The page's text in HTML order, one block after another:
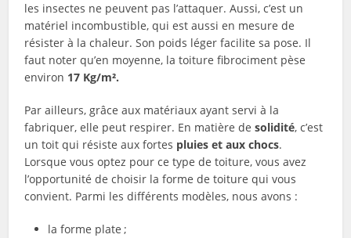
les insectes ne peuvent pas l’attaquer. Aussi, c’est un
matériel incombustible, qui est aussi en mesure de
résister à la chaleur. Son poids léger facilite sa pose. Il
faut noter qu’en moyenne, la toiture fibrociment pèse
environ 17 Kg/m².
Par ailleurs, grâce aux matériaux ayant servi à la
fabriquer, elle peut respirer. En matière desolidité, c’est
un toit qui résiste aux fortes pluies et aux chocs.
Lorsque vous optez pour ce type de toiture, vous avez
l’opportunité de choisir la forme de toiture qui vous
convient. Parmi les différents modèles, nous avons :
la forme plate ;